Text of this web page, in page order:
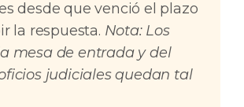
desde que venció el plazo
la respuesta. Nota: Los
mesa de entrada y del
judiciales quedan tal